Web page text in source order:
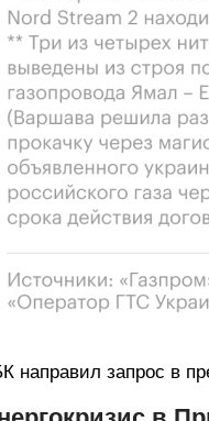
направил запрос в